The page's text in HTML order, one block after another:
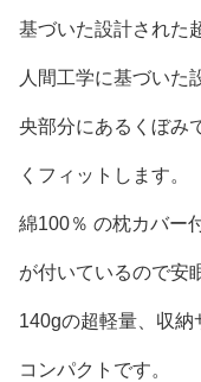
基づいた設計された
人間工学に基づいた
央部分にあるくぼみ
くフィットします。
綿100％ の枕カバー
が付いているので安
140gの超軽量、収納
コンパクトです。